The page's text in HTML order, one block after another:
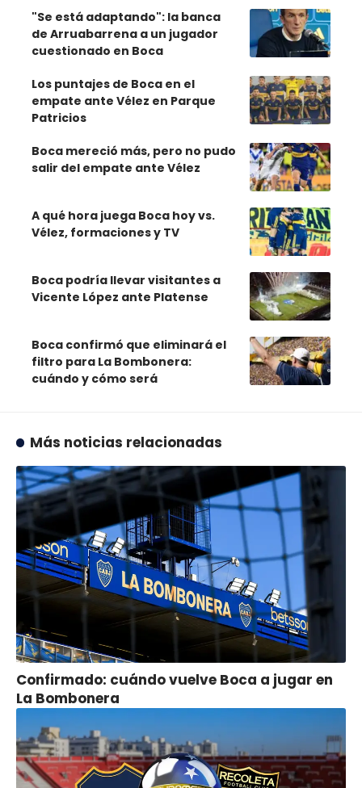
"Se está adaptando": la banca
de Arruabarrena a un jugador
cuestionado en Boca
Los puntajes de Boca en el
empate ante Vélez en Parque
Patricios
Boca mereció más, pero no pudo
salir del empate ante Vélez
A qué hora juega Boca hoy vs.
Vélez, formaciones y TV
Boca podría llevar visitantes a
Vicente López ante Platense
Boca confirmó que eliminará el
filtro para La Bombonera:
cuándo y cómo será
Más noticias relacionadas
Confirmado: cuándo vuelve Boca a jugar en
La Bombonera